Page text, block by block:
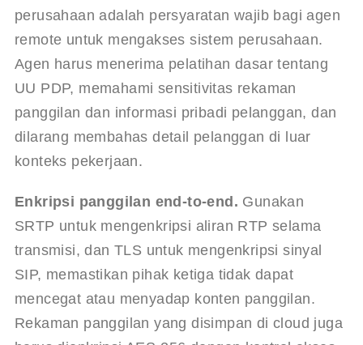
perusahaan adalah persyaratan wajib bagi agen
remote untuk mengakses sistem perusahaan.
Agen harus menerima pelatihan dasar tentang
UU PDP, memahami sensitivitas rekaman
panggilan dan informasi pribadi pelanggan, dan
dilarang membahas detail pelanggan di luar
konteks pekerjaan.
Enkripsi panggilan end-to-end. Gunakan
SRTP untuk mengenkripsi aliran RTP selama
transmisi, dan TLS untuk mengenkripsi sinyal
SIP, memastikan pihak ketiga tidak dapat
mencegat atau menyadap konten panggilan.
Rekaman panggilan yang disimpan di cloud juga